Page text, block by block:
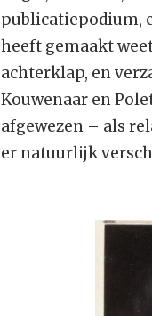
publicatiepodium,
heeft gemaakt
achterklap, en
Kouwenaar en
afgewezen – als
er natuurlijk